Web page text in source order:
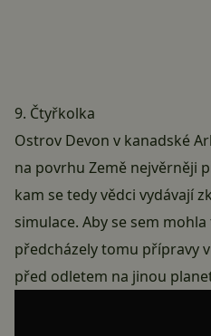
9. Čtyřkolka
Ostrov Devon v kanadské
na povrhu Země nejvěrněji
kam se tedy vědci vydávají
simulace. Aby se sem
předcházely tomu přípravy
před odletem na jinou